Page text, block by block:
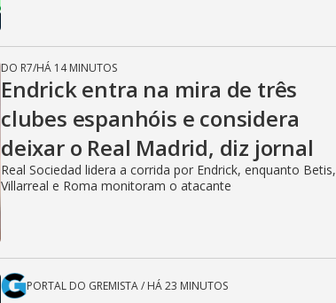
DO R7/HÁ 14 MINUTOS
Endrick entra na mira de três
clubes espanhóis e considera
deixar o Real Madrid, diz jornal
Real Sociedad lidera a corrida por Endrick, enquanto Betis,
Villarreal e Roma monitoram o atacante
PORTAL DO GREMISTA/ HÁ 23 MINUTOS